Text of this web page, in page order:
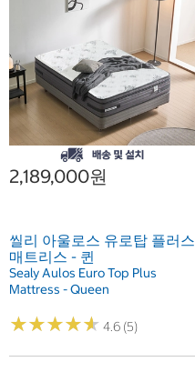
2,189,000원
씰리 아울로스 유로탑 플러스
매트리스 - 퀸
Sealy Aulos Euro Top Plus
Mattress - Queen
★★★★★
★★★★★ 4.6 (5)